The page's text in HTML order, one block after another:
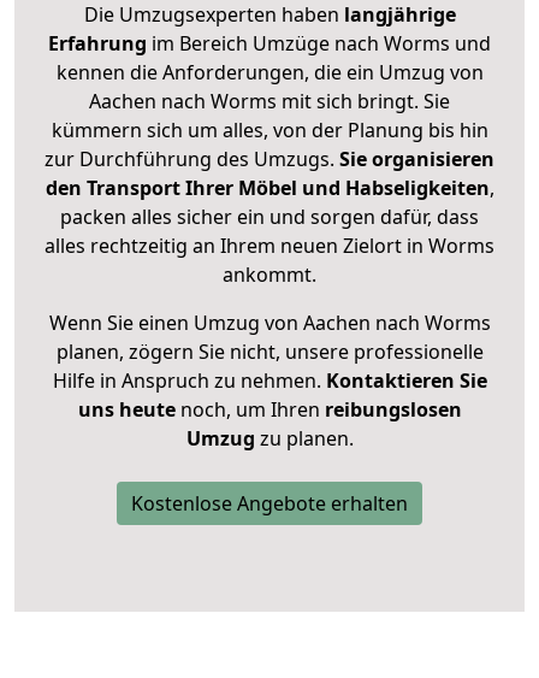
Die Umzugsexperten haben langjährige
Erfahrung im Bereich Umzüge nach Worms und
kennen die Anforderungen, die ein Umzug von
Aachen nach Worms mit sich bringt. Sie
kümmern sich um alles, von der Planung bis hin
zur Durchführung des Umzugs. Sie organisieren
den Transport Ihrer Möbel und Habseligkeiten,
packen alles sicher ein und sorgen dafür, dass
alles rechtzeitig an Ihrem neuen Zielort in Worms
ankommt.
Wenn Sie einen Umzug von Aachen nach Worms
planen, zögern Sie nicht, unsere professionelle
Hilfe in Anspruch zu nehmen. Kontaktieren Sie
uns heutenoch, um Ihren reibungslosen
Umzug zu planen.
Kostenlose Angebote erhalten